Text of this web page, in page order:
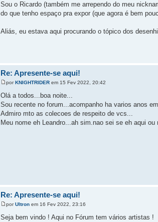
Sou o Ricardo (também me arrependo do meu
do que tenho espaço pra expor (que agora é bem
Aliás, eu estava aqui procurando o tópico dos
Re: Apresente-se aqui!
por KNIGHTRIDERem 15 Fev 2022, 20:42
Olá a todos...boa noite...
Sou recente no forum...acompanho ha varios anos
Admiro mto as colecoes de respeito de vcs...
Meu nome eh Leandro...ah sim.nao sei se eh aqui
Re: Apresente-se aqui!
porUltronem 16 Fev 2022, 23:16
Seja bem vindo ! Aqui no Fórum tem vários artistas !